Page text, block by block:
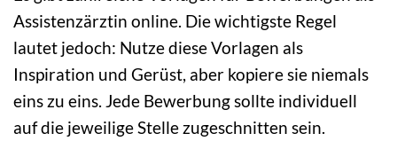
Assistenzärztin online. Die wichtigste Regel
lautet jedoch: Nutze diese Vorlagen als
Inspiration und Gerüst, aber kopiere sie niemals
eins zu eins. Jede Bewerbung sollte individuell
auf die jeweilige Stelle zugeschnitten sein.